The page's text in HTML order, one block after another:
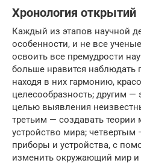
Хронология открытий
Каждый из этапов научной
особенности, и не все
освоить все премудрости
больше нравится наблюдать
находя в них гармонию,
целесообразность; другим —
целью выявления
третьим — создавать
устройство мира; четвертым
приборы и устройства, с
изменить окружающий мир